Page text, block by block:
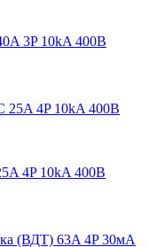
3P 10kA 400В
4P 10kA 400В